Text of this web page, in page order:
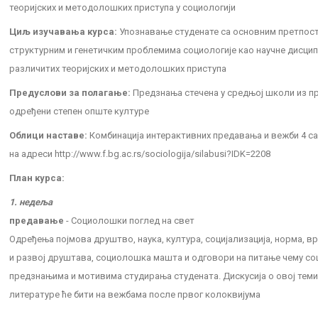
теоријских и методолошких приступа у социологији
Циљ изучавања курса: Упознавање студенате са основним
структурним и генетичким проблемима социологије као научне
различитих теоријских и методолошких приступа
Предуслови за полагање: Предзнања стечена у средњој школи из
одређени степен опште културе
Облици наставе: Комбинација интерактивних предавања и вежби 4
на адреси http://www.f.bg.ac.rs/sociologija/silabusi?IDK=2208
План курса:
1. недеља
предавање - Социолошки поглед на свет
Oдређењa појмова друштво, наука, култура, социјализација, норма,
и развој друштава, социолошка машта и одговори на питање чему
предзнањима и мотивима студирања студената. Дискусија о овој
литературе ће бити на вежбама после првог колоквијума